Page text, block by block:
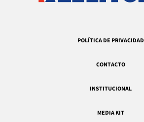
POLÍTICA DE PRIVACIDAD
CONTACTO
INSTITUCIONAL
MEDIA KIT